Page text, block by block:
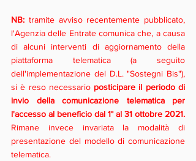
NB: tramite avviso recentemente pubblicato,
l'Agenzia delle Entrate comunica che, a causa
di alcuni interventi di aggiornamento della
piattaforma telematica (a seguito
dell'implementazione del D.L. "Sostegni Bis"),
si è reso necessario posticipare il periodo di
invio della comunicazione telematica per
Rimane invece invariata la modalità di
presentazione del modello di comunicazione
telematica.